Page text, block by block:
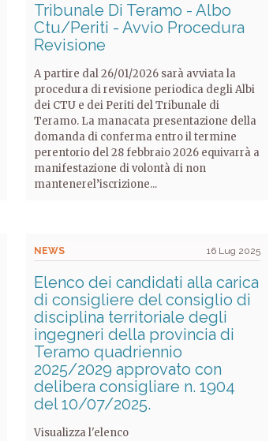
Tribunale Di Teramo - Albo
Ctu/Periti - Avvio Procedura
Revisione
A partire dal 26/01/2026 sarà avviata la
procedura di revisione periodica degli Albi
dei CTU e dei Periti del Tribunale di
Teramo. La manacata presentazione della
domanda di conferma entro il termine
perentorio del 28 febbraio 2026 equivarrà a
manifestazione di volontà di non
mantenerel’iscrizione...
NEWS 16 Lug 2025
Elenco dei candidati alla carica
di consigliere del consiglio di
disciplina territoriale degli
ingegneri della provincia di
Teramo quadriennio
2025/2029 approvato con
delibera consigliare n. 1904
del 10/07/2025.
Visualizza l'elenco